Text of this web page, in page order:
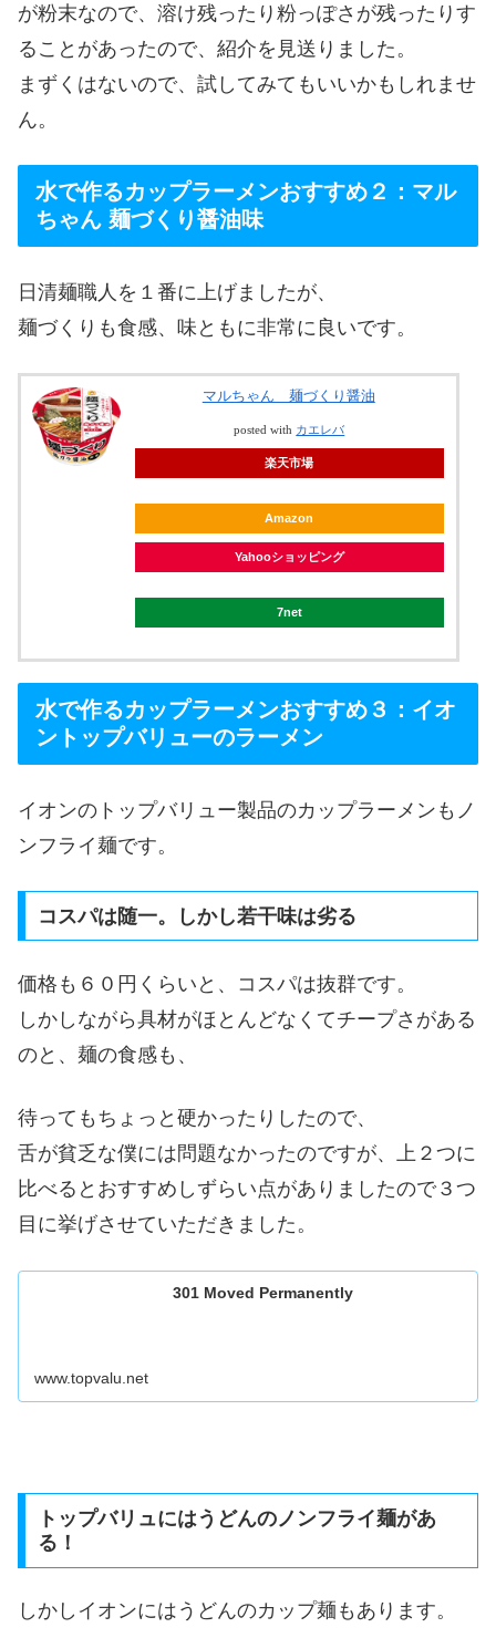
が粉末なので、溶け残ったり粉っぽさが残ったりす
ることがあったので、紹介を見送りました。
まずくはないので、試してみてもいいかもしれませ
ん。
水で作るカップラーメンおすすめ２：マル
ちゃん 麺づくり醤油味
日清麺職人を１番に上げましたが、
麺づくりも食感、味ともに非常に良いです。
マルちゃん 麺づくり醤油
posted with カエレバ
楽天市場
Amazon
Yahooショッピング
7net
水で作るカップラーメンおすすめ３：イオ
ントップバリューのラーメン
イオンのトップバリュー製品のカップラーメンもノ
ンフライ麺です。
コスパは随一。しかし若干味は劣る
価格も６０円くらいと、コスパは抜群です。
しかしながら具材がほとんどなくてチープさがある
のと、麺の食感も、
待ってもちょっと硬かったりしたので、
舌が貧乏な僕には問題なかったのですが、上２つに
比べるとおすすめしずらい点がありましたので３つ
目に挙げさせていただきました。
301 Moved Permanently
www.topvalu.net
トップバリュにはうどんのノンフライ麺があ
る！
しかしイオンにはうどんのカップ麺もあります。